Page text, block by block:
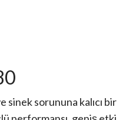
sinek sorununa kalıcı bir